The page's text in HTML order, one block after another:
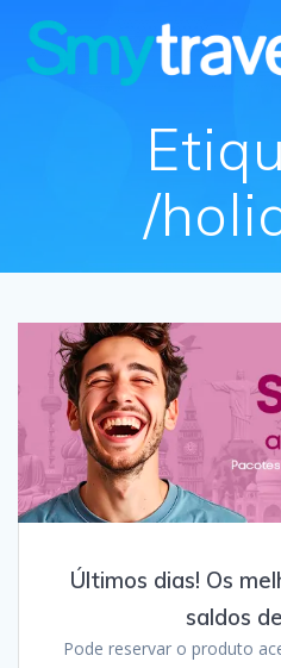
to
/
Últimos dias! Os
saldos
Pode reservar o produto